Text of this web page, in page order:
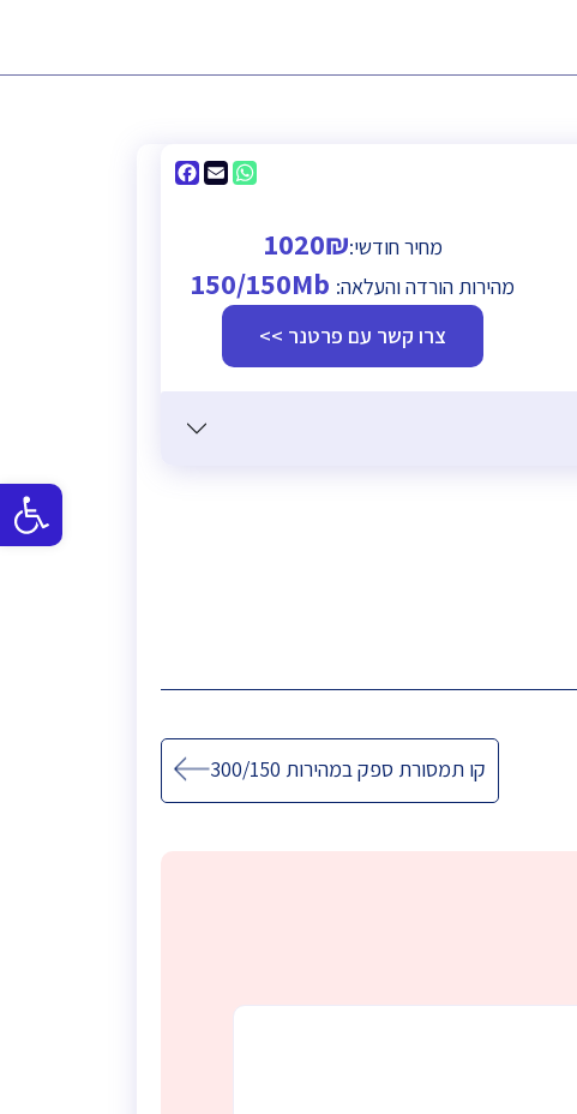
פתח
סרגל
FacebookEmail
WhatsApp
מחיר חודשי:1020₪
מהירות הורדה והעלאה:
צרו קשר עם פרטנר >>
קו תמסורת ספק במהירות 300/150